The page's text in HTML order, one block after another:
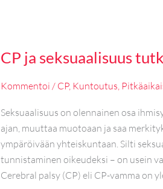
CP ja seksuaalisuus
Kommentoi / CP, Kuntoutus
Seksuaalisuus on olennainen osa
ajan, muuttaa muotoaan ja saa
ympäröivään yhteiskuntaan. Silti
tunnistaminen oikeudeksi – on usein
Cerebral palsy (CP) eli CP-vamma on